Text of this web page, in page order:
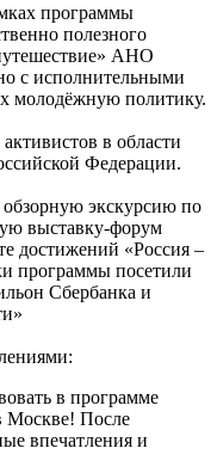
программы
полезного
АНО
с исполнительными
молодёжную политику.
в области
Федерации.
экскурсию по
выставку-форум
достижений «Россия –
программы посетили
Сбербанка и
в программе
После
впечатления и